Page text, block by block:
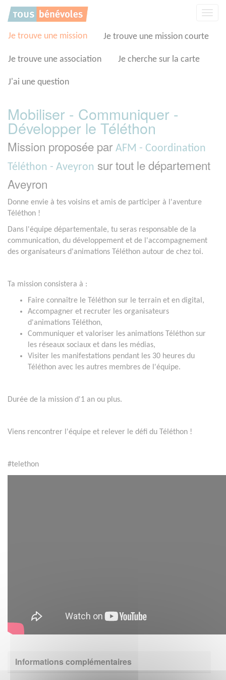
Je trouve une mission Je trouve une mission courte
Je trouve une association Je cherche sur la carte
J'ai une question
Mobiliser - Communiquer -
Développer le Téléthon
Mission proposée par AFM - Coordination
Téléthon - Aveyron sur tout le département
Aveyron
Donne envie à tes voisins et amis de participer à l'aventure
Téléthon !
Dans l'équipe départementale, tu seras responsable de la
communication, du développement et de l'accompagnement
des organisateurs d'animations Téléthon autour de chez toi.
Ta mission consistera à :
Faire connaître le Téléthon sur le terrain et en digital,
Accompagner et recruter les organisateurs
d'animations Téléthon,
Communiquer et valoriser les animations Téléthon sur
les réseaux sociaux et dans les médias,
Visiter les manifestations pendant les 30 heures du
Téléthon avec les autres membres de l'équipe.
Durée de la mission d'1 an ou plus.
Viens rencontrer l'équipe et relever le défi du Téléthon !
#telethon
Informations complémentaires
Panneau de gestion des cookies